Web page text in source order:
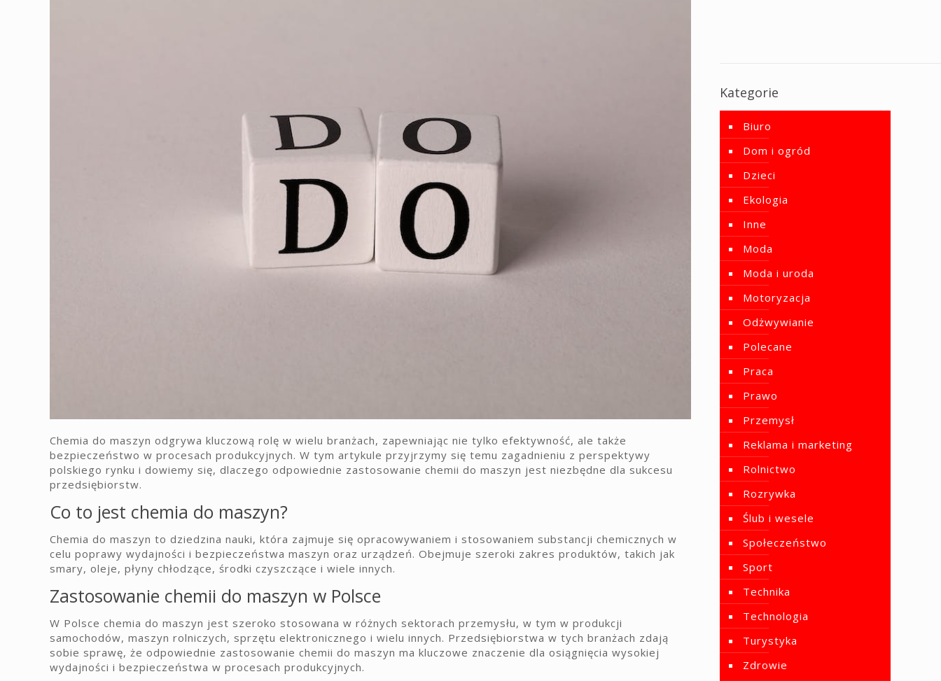
Chemia do maszyn odgrywa kluczową rolę w wielu branżach, zapewniając nie tylko efektywność, ale także
bezpieczeństwo w procesach produkcyjnych. W tym artykule przyjrzymy się temu zagadnieniu z perspektywy
polskiego rynku i dowiemy się, dlaczego odpowiednie zastosowanie chemii do maszyn jest niezbędne dla sukcesu
przedsiębiorstw.
Co to jest chemia do maszyn?
Chemia do maszyn to dziedzina nauki, która zajmuje się opracowywaniem i stosowaniem substancji chemicznych w
celu poprawy wydajności i bezpieczeństwa maszyn oraz urządzeń. Obejmuje szeroki zakres produktów, takich jak
smary, oleje, płyny chłodzące, środki czyszczące i wiele innych.
Zastosowanie chemii do maszyn w Polsce
W Polsce chemia do maszyn jest szeroko stosowana w różnych sektorach przemysłu, w tym w produkcji
samochodów, maszyn rolniczych, sprzętu elektronicznego i wielu innych. Przedsiębiorstwa w tych branżach zdają
sobie sprawę, że odpowiednie zastosowanie chemii do maszyn ma kluczowe znaczenie dla osiągnięcia wysokiej
wydajności i bezpieczeństwa w procesach produkcyjnych.
Kategorie
Biuro
Dom i ogród
Dzieci
Ekologia
Inne
Moda
Moda i uroda
Motoryzacja
Odżwywianie
Polecane
Praca
Prawo
Przemysł
Reklama i marketing
Rolnictwo
Rozrywka
Ślub i wesele
Społeczeństwo
Sport
Technika
Technologia
Turystyka
Zdrowie